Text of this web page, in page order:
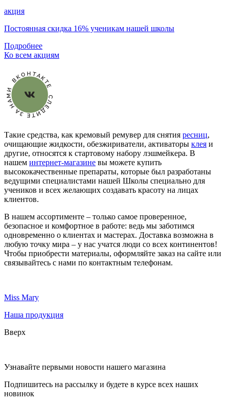
акция
Постоянная скидка 16% ученикам нашей школы
Подробнее
Ко всем акциям
Такие средства, как кремовый ремувер для снятия ресниц,
очищающие жидкости, обезжириватели, активаторы клея и
другие, относятся к стартовому набору лэшмейкера. В
нашем интернет-магазине вы можете купить
высококачественные препараты, которые был разработаны
ведущими специалистами нашей Школы специально для
учеников и всех желающих создавать красоту на лицах
клиентов.
В нашем ассортименте – только самое проверенное,
безопасное и комфортное в работе: ведь мы заботимся
одновременно о клиентах и мастерах. Доставка возможна в
любую точку мира – у нас учатся люди со всех континентов!
Чтобы приобрести материалы, оформляйте заказ на сайте или
связывайтесь с нами по контактным телефонам.
Miss Mary
Наша продукция
Вверх
Узнавайте первыми новости нашего магазина
Подпишитесь на рассылку и будете в курсе всех наших
новинок